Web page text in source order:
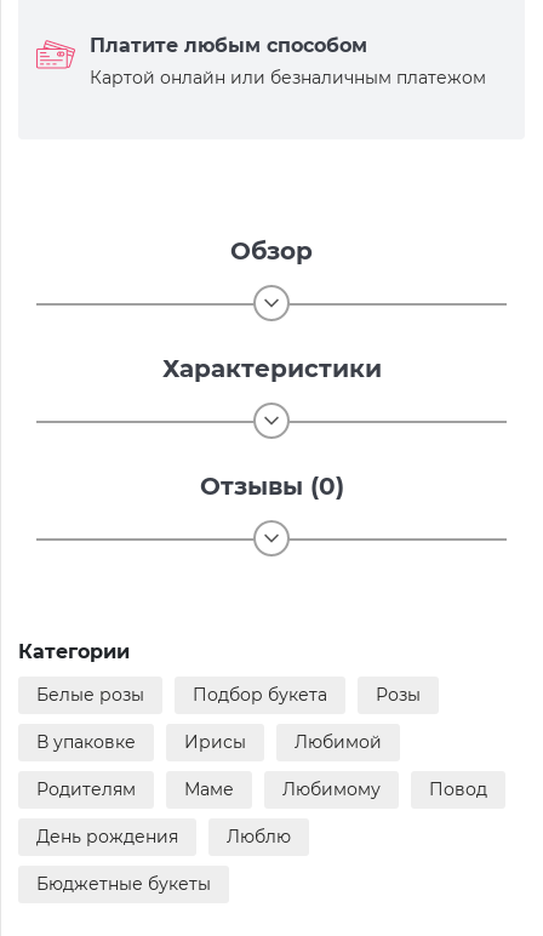
Платите любым способом
Картой онлайн или безналичным платежом
Обзор
Характеристики
Отзывы (0)
Категории
Белые розы Подбор букета Розы
В упаковке Ирисы Любимой
Родителям Маме Любимому Повод
День рождения Люблю
Бюджетные букеты